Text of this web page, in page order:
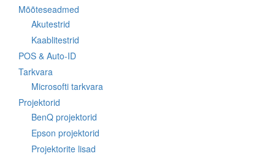
Mõõteseadmed
Akutestrid
Kaablitestrid
POS & Auto-ID
Tarkvara
Microsofti tarkvara
Projektorid
BenQ projektorid
Epson projektorid
Projektorite lisad